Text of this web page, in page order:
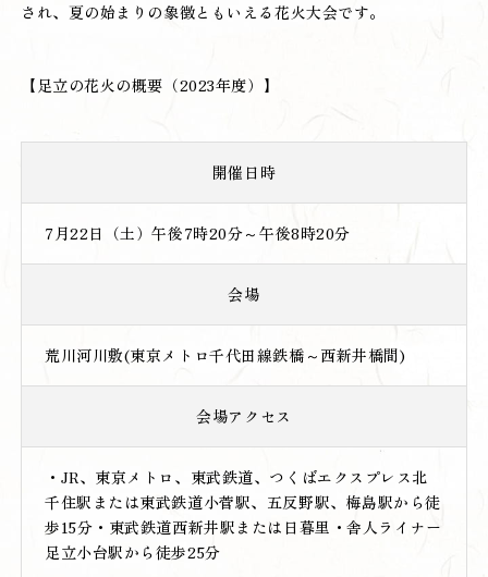
され、夏の始まりの象徴ともいえる花火大会です。
【足立の花火の概要（2023年度）】
開催日時
7月22日（土）午後7時20分～午後8時20分
会場
荒川河川敷(東京メトロ千代田線鉄橋～西新井橋間)
会場アクセス
・JR、東京メトロ、東武鉄道、つくばエクスプレス北
千住駅または東武鉄道小菅駅、五反野駅、梅島駅から徒
歩15分・東武鉄道西新井駅または日暮里・舎人ライナー
足立小台駅から徒歩25分